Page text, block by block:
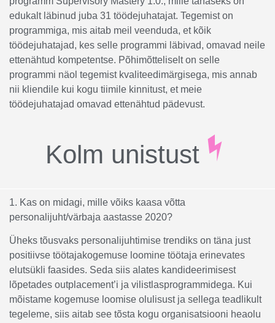
edukalt läbinud juba 31 töödejuhatajat. Tegemist on
programmiga, mis aitab meil veenduda, et kõik
töödejuhatajad, kes selle programmi läbivad, omavad neile
ettenähtud kompetentse. Põhimõtteliselt on selle
programmi näol tegemist kvaliteedimärgisega, mis annab
nii kliendile kui kogu tiimile kinnitust, et meie
töödejuhatajad omavad ettenähtud pädevust.
Kolm unistust
1. Kas on midagi, mille võiks kaasa võtta
personalijuht/värbaja aastasse 2020?
Üheks tõusvaks personalijuhtimise trendiks on täna just
positiivse töötajakogemuse loomine töötaja erinevates
elutsükli faasides. Seda siis alates kandideerimisest
lõpetades outplacement’i ja vilistlasprogrammidega. Kui
mõistame kogemuse loomise olulisust ja sellega teadlikult
tegeleme, siis aitab see tõsta kogu organisatsiooni heaolu